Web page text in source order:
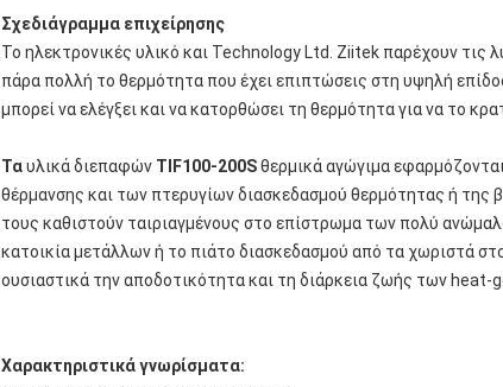
Σχεδιάγραμμα επιχείρησης
Το ηλεκτρονικές υλικό και Technology Ltd. Ziitek παρέχουν τις
πάρα πολλή το θερμότητα που έχει επιπτώσεις στη υψηλή
μπορεί να ελέγξει και να κατορθώσει τη θερμότητα για να το
Ταυλικά διεπαφών TIF100-200Sθερμικά αγώγιμα
θέρμανσης και των πτερυγίων διασκεδασμού θερμότητας ή της
τους καθιστούν ταιριαγμένους στο επίστρωμα των πολύ
κατοικία μετάλλων ή το πιάτο διασκεδασμού από τα χωριστά
ουσιαστικά την αποδοτικότητα και τη διάρκεια ζωής των
Χαρακτηριστικά γνωρίσματα: